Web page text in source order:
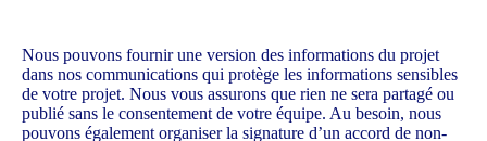
Nous pouvons fournir une version des informations du projet
dans nos communications qui protège les informations sensibles
de votre projet. Nous vous assurons que rien ne sera partagé ou
publié sans le consentement de votre équipe. Au besoin, nous
pouvons également organiser la signature d’un accord de non-